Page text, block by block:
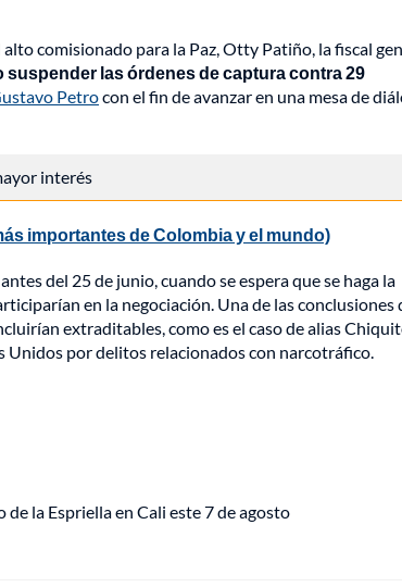
comisionado para la Paz, Otty Patiño, la fiscal
suspender las órdenes de captura contra 29
Petrocon el fin de avanzar en una mesa de
interés
importantes de Colombia y el mundo)
del 25 de junio, cuando se espera que se haga la
en la negociación. Una de las conclusiones
extraditables, como es el caso de alias
Unidos por delitos relacionados con narcotráfico.
la Espriella en Cali este 7 de agosto